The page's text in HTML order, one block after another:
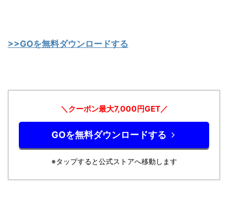
>>GOを無料ダウンロードする
＼クーポン最大7,000円GET／
GOを無料ダウンロードする
※タップすると公式ストアへ移動します